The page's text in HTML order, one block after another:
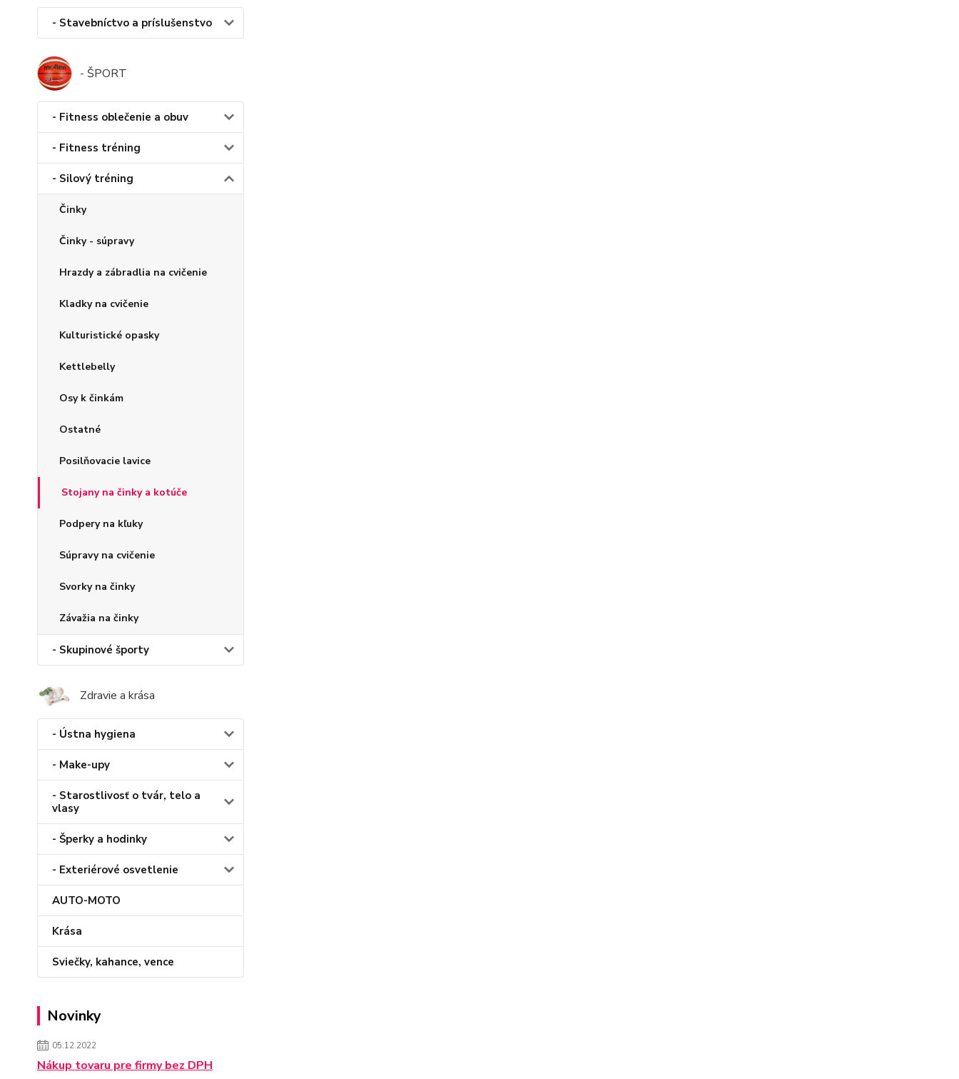
- Stavebníctvo a príslušenstvo
- ŠPORT
- Fitness oblečenie a obuv
- Fitness tréning
- Silový tréning
Činky
Činky - súpravy
Hrazdy a zábradlia na cvičenie
Kladky na cvičenie
Kulturistické opasky
Kettlebelly
Osy k činkám
Ostatné
Posilňovacie lavice
Stojany na činky a kotúče
Podpery na kľuky
Súpravy na cvičenie
Svorky na činky
Závažia na činky
- Skupinové športy
Zdravie a krása
- Ústna hygiena
- Make-upy
- Starostlivosť o tvár, telo a
vlasy
- Šperky a hodinky
- Exteriérové osvetlenie
AUTO-MOTO
Krása
Sviečky, kahance, vence
Novinky
05.12.2022
Nákup tovaru pre firmy bez DPH